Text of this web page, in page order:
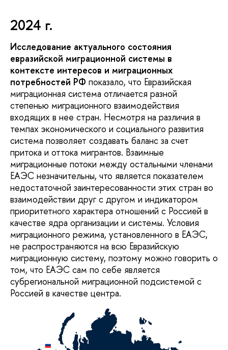
2024 г.
Исследование актуального состояния
евразийской миграционной системы в
контексте интересов и миграционных
потребностей РФ показало, что Евразийская
миграционная система отличается разной
степенью миграционного взаимодействия
входящих в нее стран. Несмотря на различия в
темпах экономического и социального развития
система позволяет создавать баланс за счет
притока и оттока мигрантов. Взаимные
миграционные потоки между остальными членами
ЕАЭС незначительны, что является показателем
недостаточной заинтересованности этих стран во
взаимодействии друг с другом и индикатором
приоритетного характера отношений с Россией в
качестве ядра организации и системы. Условия
миграционного режима, установленного в ЕАЭС,
не распространяются на всю Евразийскую
миграционную систему, поэтому можно говорить о
том, что ЕАЭС сам по себе является
субрегиональной миграционной подсистемой с
Россией в качестве центра.